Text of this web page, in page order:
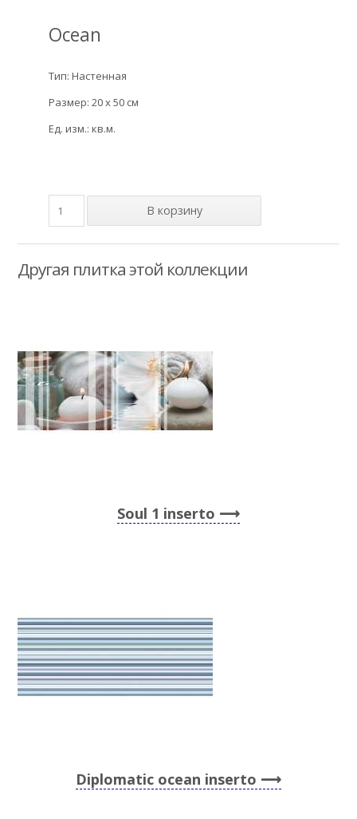
Ocean
Тип: Настенная
Размер: 20 x 50 см
Ед. изм.: кв.м.
Другая плитка этой коллекции
Soul 1 inserto
Diplomatic ocean inserto